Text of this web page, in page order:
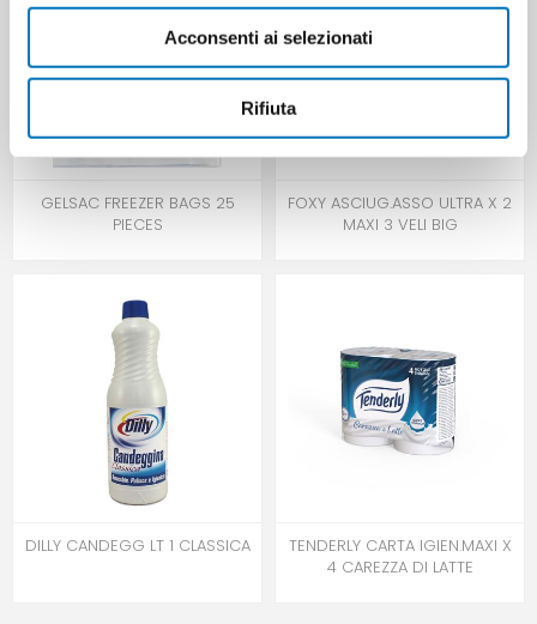
Acconsenti ai selezionati
Rifiuta
GELSAC FREEZER BAGS 25
PIECES
FOXY ASCIUG.ASSO ULTRA X 2
MAXI 3 VELI BIG
DILLY CANDEGG LT 1 CLASSICA
TENDERLY CARTA IGIEN.MAXI X
4 CAREZZA DI LATTE